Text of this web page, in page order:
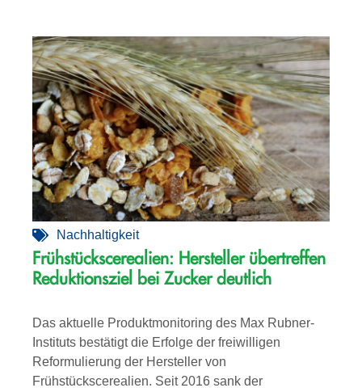
Nachhaltigkeit
Frühstückscerealien: Hersteller übertreffen
Reduktionsziel bei Zucker deutlich
Das aktuelle Produktmonitoring des Max Rubner-
Instituts bestätigt die Erfolge der freiwilligen
Reformulierung der Hersteller von
Frühstückscerealien. Seit 2016 sank der